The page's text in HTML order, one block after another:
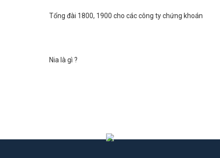
Tổng đài 1800, 1900 cho các công ty chứng khoán
Nia là gì ?